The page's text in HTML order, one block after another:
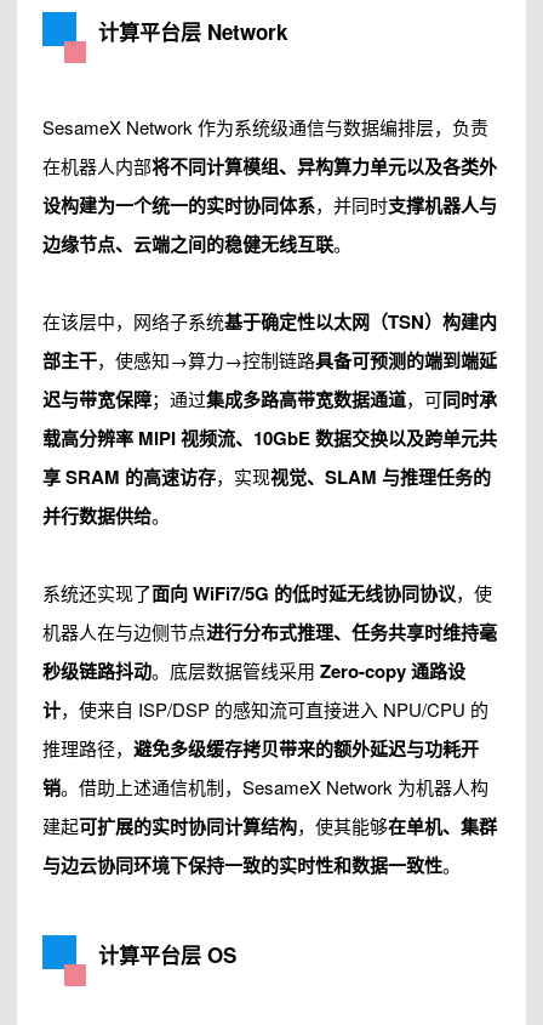
计算平台层 Network
SesameX Network 作为系统级通信与数据编排层，负责
在机器人内部将不同计算模组、异构算力单元以及各类外
设构建为一个统一的实时协同体系，并同时支撑机器人与
边缘节点、云端之间的稳健无线互联。
在该层中，网络子系统基于确定性以太网（TSN）构建内
部主干，使感知→算力→控制链路具备可预测的端到端延
迟与带宽保障；通过集成多路高带宽数据通道，可同时承
载高分辨率 MIPI 视频流、10GbE 数据交换以及跨单元共
享 SRAM 的高速访存，实现视觉、SLAM 与推理任务的
并行数据供给。
系统还实现了面向 WiFi7/5G 的低时延无线协同协议，使
机器人在与边侧节点进行分布式推理、任务共享时维持毫
秒级链路抖动。底层数据管线采用 Zero-copy 通路设
计，使来自 ISP/DSP 的感知流可直接进入 NPU/CPU 的
推理路径， 避免多级缓存拷贝带来的额外延迟与功耗开
销。借助上述通信机制，SesameX Network 为机器人构
建起可扩展的实时协同计算结构，使其能够在单机、集群
与边云协同环境下保持一致的实时性和数据一致性。
计算平台层 OS